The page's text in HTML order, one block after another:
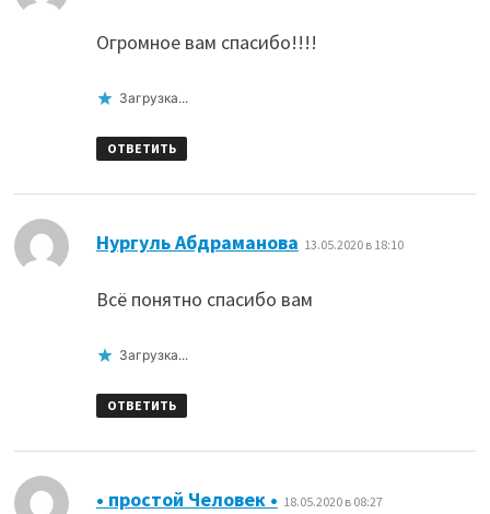
Огромное вам спасибо!!!!
Загрузка...
ОТВЕТИТЬ
Нургуль Абдраманова 13.05.2020 в 18:10
Всё понятно спасибо вам
Загрузка...
ОТВЕТИТЬ
• простой Человек • 18.05.2020 в 08:27